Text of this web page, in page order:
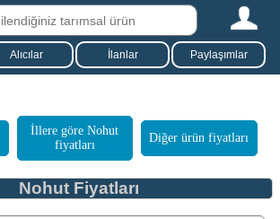
Alıcılar İlanlar Paylaşımlar
İllere göre Nohut
fiyatları
Diğer ürün fiyatları
Nohut Fiyatları